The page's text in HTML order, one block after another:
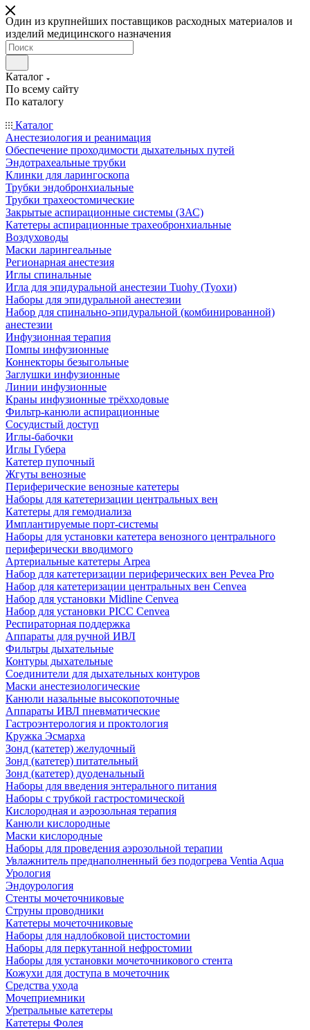
Один из крупнейших поставщиков расходных материалов и
изделий медицинского назначения
Каталог
По всему сайту
По каталогу
Каталог
Анестезиология и реанимация
Обеспечение проходимости дыхательных путей
Эндотрахеальные трубки
Клинки для ларингоскопа
Трубки эндобронхиальные
Трубки трахеостомические
Закрытые аспирационные системы (ЗАС)
Катетеры аспирационные трахеобронхиальные
Воздуховоды
Маски ларингеальные
Регионарная анестезия
Иглы спинальные
Игла для эпидуральной анестезии Tuohy (Туохи)
Наборы для эпидуральной анестезии
Набор для спинально-эпидуральной (комбинированной)
анестезии
Инфузионная терапия
Помпы инфузионные
Коннекторы безыгольные
Заглушки инфузионные
Линии инфузионные
Краны инфузионные трёхходовые
Фильтр-канюли аспирационные
Сосудистый доступ
Иглы-бабочки
Иглы Губера
Катетер пупочный
Жгуты венозные
Периферические венозные катетеры
Наборы для катетеризации центральных вен
Катетеры для гемодиализа
Имплантируемые порт‑системы
Наборы для установки катетера венозного центрального
периферически вводимого
Артериальные катетеры Arpea
Набор для катетеризации периферических вен Pevea Pro
Набор для катетеризации центральных вен Cenvea
Набор для установки Midline Cenvea
Набор для установки PICC Cenvea
Респираторная поддержка
Аппараты для ручной ИВЛ
Фильтры дыхательные
Контуры дыхательные
Соединители для дыхательных контуров
Маски анестезиологические
Канюли назальные высокопоточные
Аппараты ИВЛ пневматические
Гастроэнтерология и проктология
Кружка Эсмарха
Зонд (катетер) желудочный
Зонд (катетер) питательный
Зонд (катетер) дуоденальный
Наборы для введения энтерального питания
Наборы с трубкой гастростомической
Кислородная и аэрозольная терапия
Канюли кислородные
Маски кислородные
Наборы для проведения аэрозольной терапии
Увлажнитель преднаполненный без подогрева Ventia Aqua
Урология
Эндоурология
Стенты мочеточниковые
Струны проводники
Катетеры мочеточниковые
Наборы для надлобковой цистостомии
Наборы для перкутанной нефростомии
Наборы для установки мочеточникового стента
Кожухи для доступа в мочеточник
Средства ухода
Мочеприемники
Уретральные катетеры
Катетеры Фолея